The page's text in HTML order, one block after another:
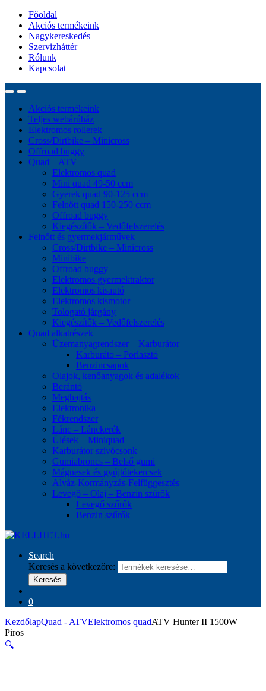
Főoldal
Akciós termékeink
Nagykereskedés
Szervizháttér
Rólunk
Kapcsolat
Akciós termékeink
Teljes webárúház
Elektromos rollerek
Cross/Dirtbike – Minicross
Offroad buggy
Quad – ATV
Elektromos quad
Mini quad 49-50 ccm
Gyerek quad 90-125 ccm
Felnőtt quad 150-250 ccm
Offroad buggy
Kiegészítők – Vedőfelszerelés
Felnőtt és gyermekjárművek
Cross/Dirtbike – Minicross
Minibike
Offroad buggy
Elektromos gyermektraktor
Elektromos kisautó
Elektromos kismotor
Tologató járgány
Kiegészítők – Vedőfelszerelés
Quad alkatrészek
Üzemanyagrendszer – Karburátor
Karburáto – Porlasztó
Benzincsapok
Olajok, kenőanyagok és adalékok
Berántó
Meghajtás
Elektronika
Fékrendszer
Lánc – Lánckerék
Ülések – Miniquad
Karburátor szívócsonk
Gumiabroncs – Belső gumi
Mágnesek és gyújtótekercsek
Alváz-Kormányzás-Felfüggesztés
Levegő – Olaj – Benzin szűrők
Levegő szűrők
Benzin szűrők
Search
Keresés a következőre:
Keresés
0
KezdőlapQuad - ATVElektromos quadATV Hunter II 1500W –
Piros
🔍